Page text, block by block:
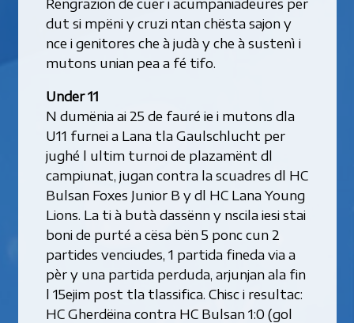
dut si mpëni y cruzi ntan chësta sajon y
nce i genitores che à judà y che à sustenì i
mutons unian pea a fé tifo.
Under 11
N dumënia ai 25 de fauré ie i mutons dla
U11 furnei a Lana tla Gaulschlucht per
jughé l ultim turnoi de plazamënt dl
campiunat, jugan contra la scuadres dl HC
Bulsan Foxes Junior B y dl HC Lana Young
Lions. La ti à butà dassënn y nscila iesi stai
boni de purté a cësa bën 5 ponc cun 2
partides venciudes, 1 partida fineda via a
pèr y una partida perduda, arjunjan ala fin
l 15ejim post tla tlassifica. Chisc i resultac:
HC Gherdëina contra HC Bulsan 1:0 (gol